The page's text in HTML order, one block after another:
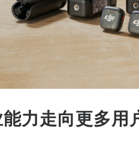
力走向更多用